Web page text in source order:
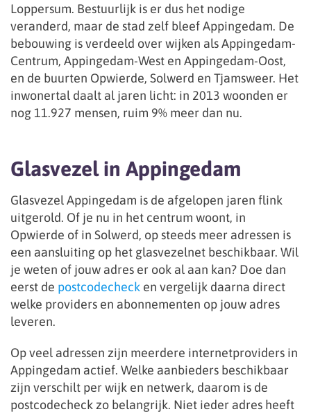
Loppersum. Bestuurlijk is er dus het nodige
veranderd, maar de stad zelf bleef Appingedam. De
bebouwing is verdeeld over wijken als Appingedam-
Centrum, Appingedam-West en Appingedam-Oost,
en de buurten Opwierde, Solwerd en Tjamsweer. Het
inwonertal daalt al jaren licht: in 2013 woonden er
nog 11.927 mensen, ruim 9% meer dan nu.
Glasvezel in Appingedam
Glasvezel Appingedam is de afgelopen jaren flink
uitgerold. Of je nu in het centrum woont, in
Opwierde of in Solwerd, op steeds meer adressen is
een aansluiting op het glasvezelnet beschikbaar. Wil
je weten of jouw adres er ook al aan kan? Doe dan
eerst de postcodecheck en vergelijk daarna direct
welke providers en abonnementen op jouw adres
leveren.
Op veel adressen zijn meerdere internetproviders in
Appingedam actief. Welke aanbieders beschikbaar
zijn verschilt per wijk en netwerk, daarom is de
postcodecheck zo belangrijk. Niet ieder adres heeft